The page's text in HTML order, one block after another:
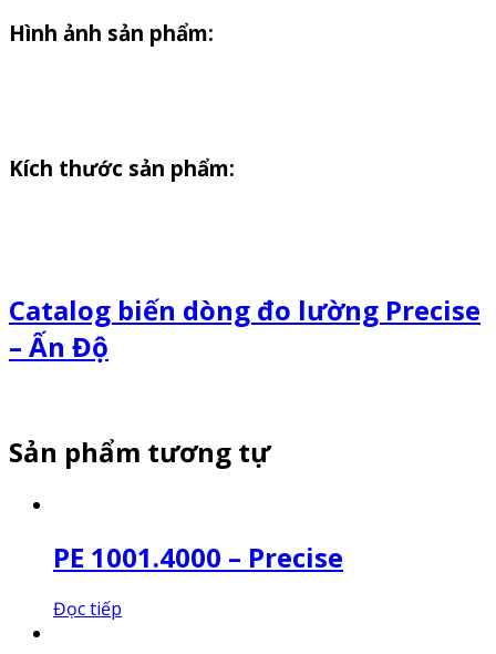
Hình ảnh sản phẩm:
Kích thước sản phẩm:
Catalog biến dòng đo lường Precise
– Ấn Độ
Sản phẩm tương tự
PE 1001.4000 – Precise
Đọc tiếp